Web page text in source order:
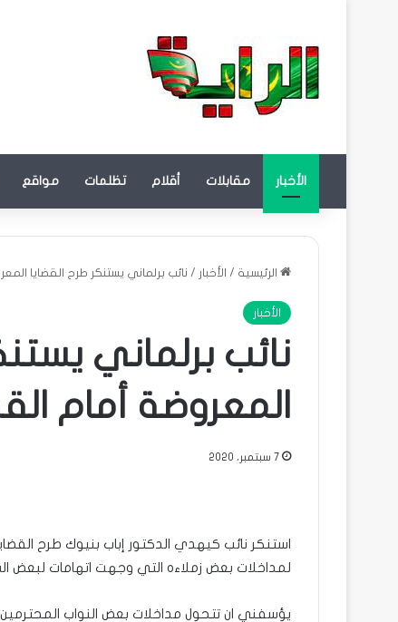
الأخبار مقابلات أقلام تظلمات مواقع
الرئيسية / الأخبار / نائب برلماني يستنكر طرح القضايا
الأخبار
نائب برلماني
المعروضة أمام
7 سبتمبر، 2020
استنكر نائب كيهدي الدكتور إباب بنيوك طرح
لمداخلات بعض زملاءه التي وجهت اتهامات لبعض
يؤسفني ان تتحول مداخلات بعض النواب